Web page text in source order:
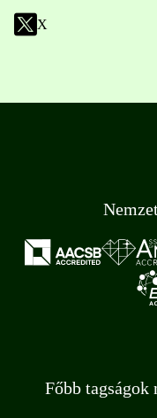
X
Főbb tagságok